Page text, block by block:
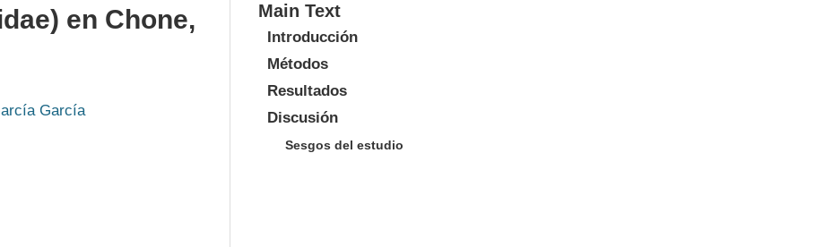
en Chone,
García
Main Text
Introducción
Métodos
Resultados
Discusión
Sesgos del estudio